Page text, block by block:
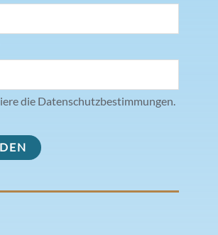
die Datenschutzbestimmungen.